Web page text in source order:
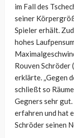
im Fall des
seiner
Spieler erhält.
hohes
Rouven
erklärte. „Gegen
schließt so
Gegners sehr
erfahren und hat
Schröder seinen